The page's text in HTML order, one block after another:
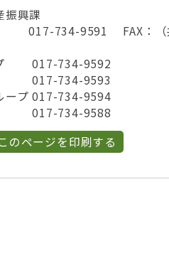
興課
734-9591 FAX：（
017-734-9592
017-734-9593
プ 017-734-9594
017-734-9588
このページを印刷する